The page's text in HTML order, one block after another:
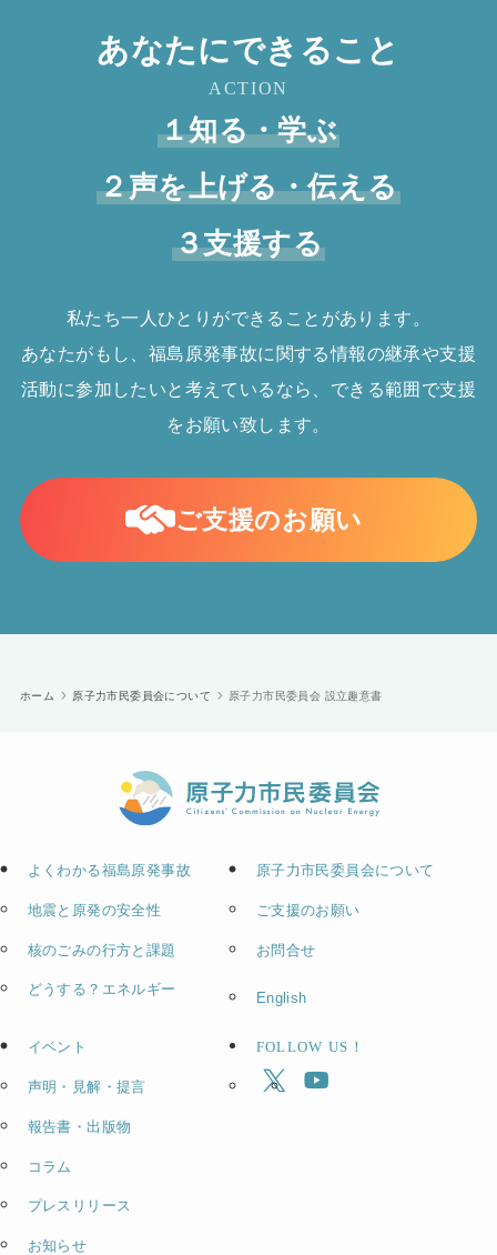
あなたにできること
ACTION
１知る・学ぶ
２声を上げる・伝える
３支援する
私たち一人ひとりができることがあります。
あなたがもし、福島原発事故に関する情報の継承や支援
活動に参加したいと考えているなら、できる範囲で支援
をお願い致します。
ご支援のお願い
ホーム 原子力市民委員会について 原子力市民委員会 設立趣意書
よくわかる福島原発事故
地震と原発の安全性
核のごみの行方と課題
どうする？エネルギー
イベント
声明・見解・提言
報告書・出版物
コラム
プレスリリース
お知らせ
原子力市民委員会について
ご支援のお願い
お問合せ
English
FOLLOW US！